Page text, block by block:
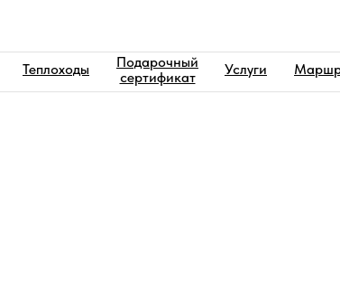
Услуги
Теплоходы
Подарочный
сертификат